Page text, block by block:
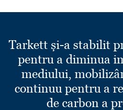
Tarkett și-a stabilit
pentru a diminua
mediului,
continuu pentru a
de carbon a